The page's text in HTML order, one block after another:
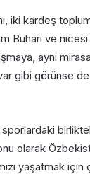
iki kardeş
Buhari ve
aynı
gibi görünse
olarak
yaşatmak için